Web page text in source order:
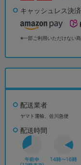
キャッシュレス決済
※一部ご利用いただけない商
配送業者
ヤマト運輸、佐川急便
配送時間